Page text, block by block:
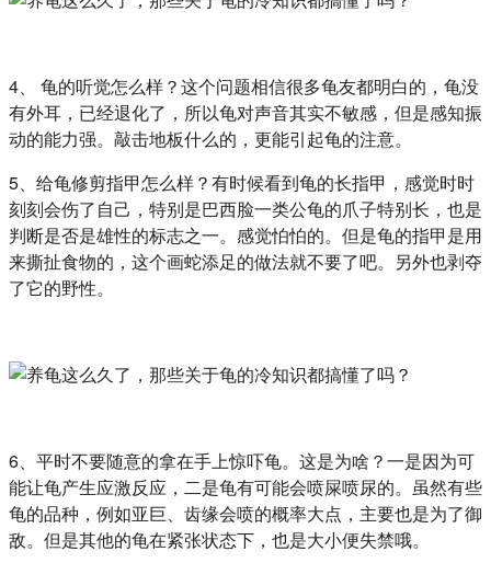
4、 龟的听觉怎么样？这个问题相信很多龟友都明白的，龟没
有外耳，已经退化了，所以龟对声音其实不敏感，但是感知振
动的能力强。敲击地板什么的，更能引起龟的注意。
5、给龟修剪指甲怎么样？有时候看到龟的长指甲，感觉时时
刻刻会伤了自己，特别是巴西脸一类公龟的爪子特别长，也是
判断是否是雄性的标志之一。感觉怕怕的。但是龟的指甲是用
来撕扯食物的，这个画蛇添足的做法就不要了吧。另外也剥夺
了它的野性。
6、平时不要随意的拿在手上惊吓龟。这是为啥？一是因为可
能让龟产生应激反应，二是龟有可能会喷屎喷尿的。虽然有些
龟的品种，例如亚巨、齿缘会喷的概率大点，主要也是为了御
敌。但是其他的龟在紧张状态下，也是大小便失禁哦。